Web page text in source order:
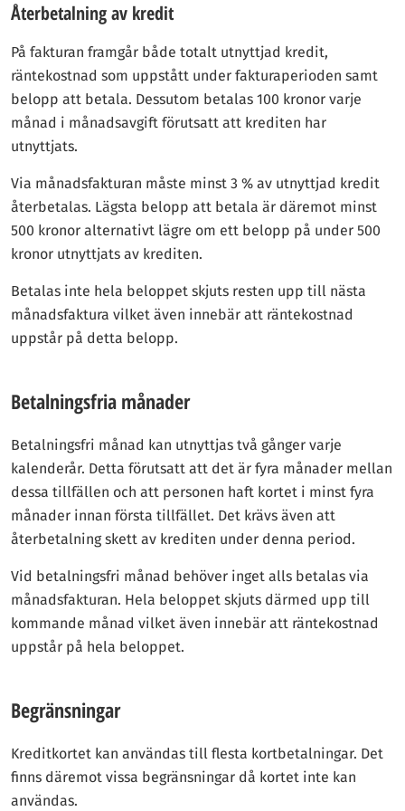
Återbetalning av kredit
På fakturan framgår både totalt utnyttjad kredit,
räntekostnad som uppstått under fakturaperioden samt
belopp att betala. Dessutom betalas 100 kronor varje
månad i månadsavgift förutsatt att krediten har
utnyttjats.
Via månadsfakturan måste minst 3 % av utnyttjad kredit
återbetalas. Lägsta belopp att betala är däremot minst
500 kronor alternativt lägre om ett belopp på under 500
kronor utnyttjats av krediten.
Betalas inte hela beloppet skjuts resten upp till nästa
månadsfaktura vilket även innebär att räntekostnad
uppstår på detta belopp.
Betalningsfria månader
Betalningsfri månad kan utnyttjas två gånger varje
kalenderår. Detta förutsatt att det är fyra månader mellan
dessa tillfällen och att personen haft kortet i minst fyra
månader innan första tillfället. Det krävs även att
återbetalning skett av krediten under denna period.
Vid betalningsfri månad behöver inget alls betalas via
månadsfakturan. Hela beloppet skjuts därmed upp till
kommande månad vilket även innebär att räntekostnad
uppstår på hela beloppet.
Begränsningar
Kreditkortet kan användas till flesta kortbetalningar. Det
finns däremot vissa begränsningar då kortet inte kan
användas.